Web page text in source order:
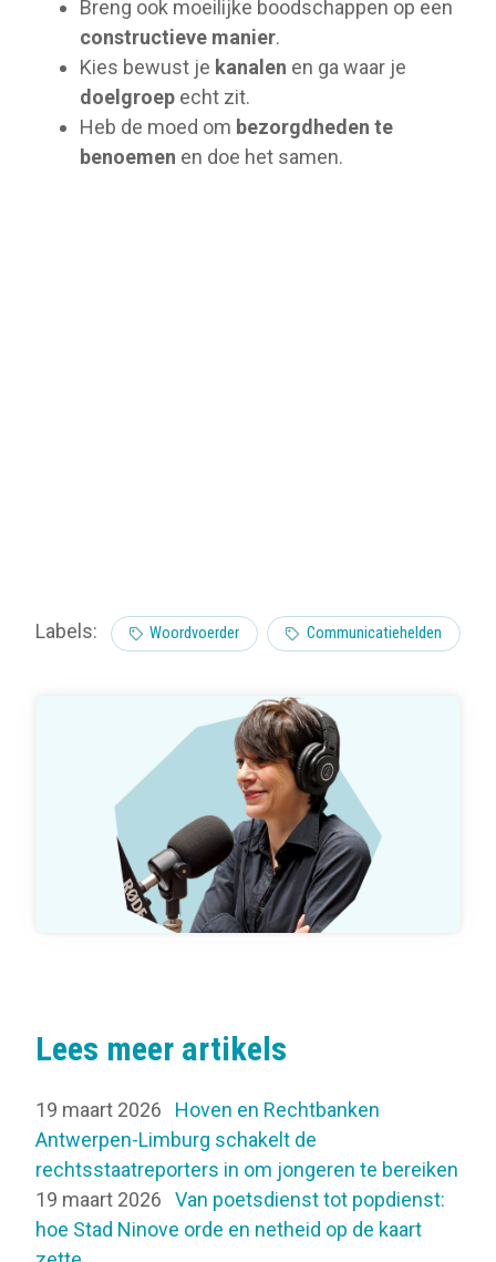
Breng ook moeilijke boodschappen op een
constructieve manier.
Kies bewust je kanalen en ga waar je
doelgroep echt zit.
Heb de moed om bezorgdheden te
benoemen en doe het samen.
Labels: Woordvoerder Communicatiehelden
Lees meer artikels
19 maart 2026
Hoven en Rechtbanken
Antwerpen-Limburg schakelt de
rechtsstaatreporters in om jongeren te bereiken
19 maart 2026
Van poetsdienst tot popdienst:
hoe Stad Ninove orde en netheid op de kaart